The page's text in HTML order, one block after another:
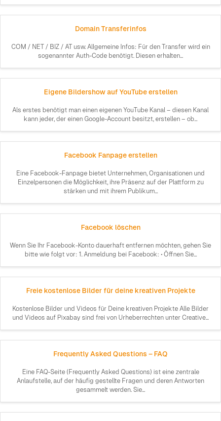
Domain Transferinfos
COM / NET / BIZ / AT usw. Allgemeine Infos: Für den Transfer wird ein
sogenannter Auth-Code benötigt. Diesen erhalten...
Eigene Bildershow auf YouTube erstellen
Als erstes benötigt man einen eigenen YouTube Kanal – diesen Kanal
kann jeder, der einen Google-Account besitzt, erstellen – ob...
Facebook Fanpage erstellen
Eine Facebook-Fanpage bietet Unternehmen, Organisationen und
Einzelpersonen die Möglichkeit, ihre Präsenz auf der Plattform zu
stärken und mit ihrem Publikum...
Facebook löschen
Wenn Sie Ihr Facebook-Konto dauerhaft entfernen möchten, gehen Sie
bitte wie folgt vor: 1. Anmeldung bei Facebook: • Öffnen Sie...
Freie kostenlose Bilder für deine kreativen Projekte
Kostenlose Bilder und Videos für Deine kreativen Projekte Alle Bilder
und Videos auf Pixabay sind frei von Urheberrechten unter Creative...
Frequently Asked Questions – FAQ
Eine FAQ-Seite (Frequently Asked Questions) ist eine zentrale
Anlaufstelle, auf der häufig gestellte Fragen und deren Antworten
gesammelt werden. Sie...